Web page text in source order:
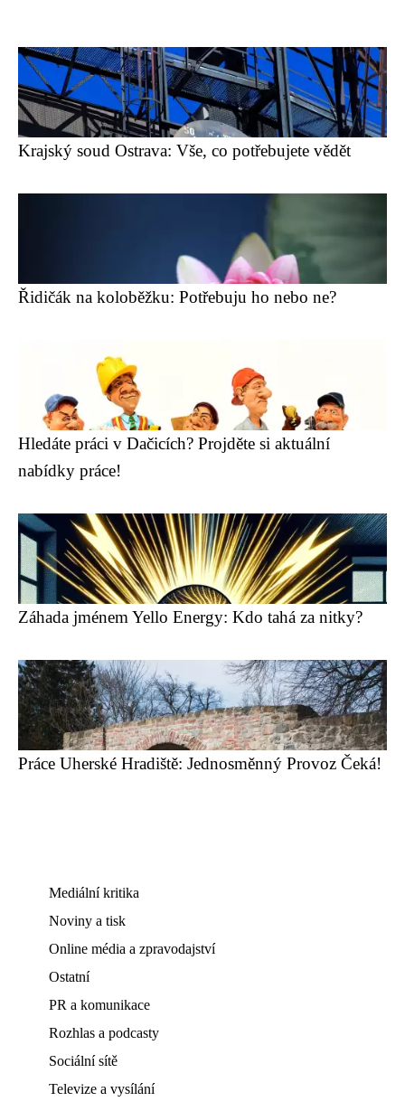
Krajský soud Ostrava: Vše, co potřebujete vědět
Řidičák na koloběžku: Potřebuju ho nebo ne?
Hledáte práci v Dačicích? Projděte si aktuální
nabídky práce!
Záhada jménem Yello Energy: Kdo tahá za nitky?
Práce Uherské Hradiště: Jednosměnný Provoz Čeká!
Mediální kritika
Noviny a tisk
Online média a zpravodajství
Ostatní
PR a komunikace
Rozhlas a podcasty
Sociální sítě
Televize a vysílání